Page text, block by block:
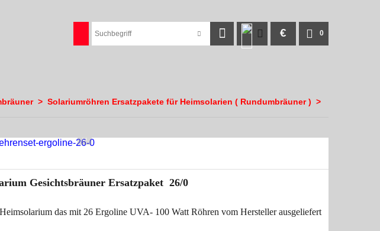
0
€
> Solariumröhren Ersatzpakete für Heimsolarien ( Rundumbräuner ) >
Gesichtsbräuner Ersatzpaket 26/0
das mit 26 Ergoline UVA- 100 Watt Röhren vom Hersteller ausgeliefert